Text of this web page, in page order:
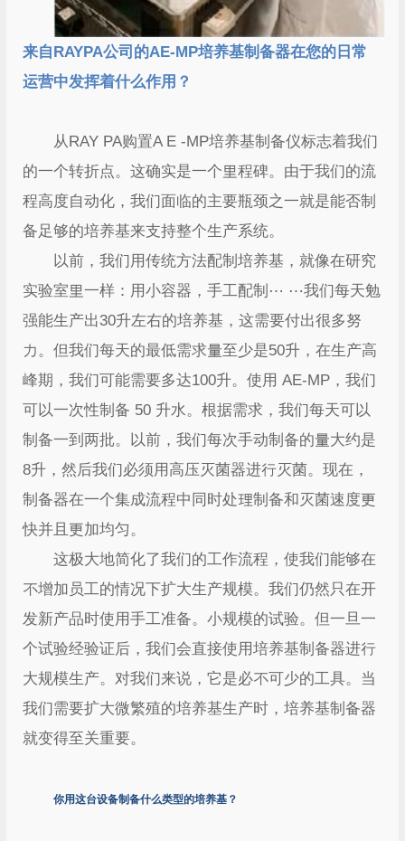
来自RAYPA公司的AE-MP培养基制备器在您的日常
运营中发挥着什么作用？
从RAY PA购置A E -MP培养基制备仪标志着我们
的一个转折点。这确实是一个里程碑。由于我们的流
程高度自动化，我们面临的主要瓶颈之一就是能否制
备足够的培养基来支持整个生产系统。
以前，我们用传统方法配制培养基，就像在研究
实验室里一样：用小容器，手工配制⋯ ⋯我们每天勉
强能生产出30升左右的培养基，这需要付出很多努
力。但我们每天的最低需求量至少是50升，在生产高
峰期，我们可能需要多达100升。使用 AE-MP，我们
可以一次性制备 50 升水。根据需求，我们每天可以
制备一到两批。以前，我们每次手动制备的量大约是
8升，然后我们必须用高压灭菌器进行灭菌。现在，
制备器在一个集成流程中同时处理制备和灭菌速度更
快并且更加均匀。
这极大地简化了我们的工作流程，使我们能够在
不增加员工的情况下扩大生产规模。我们仍然只在开
发新产品时使用手工准备。小规模的试验。但一旦一
个试验经验证后，我们会直接使用培养基制备器进行
大规模生产。对我们来说，它是必不可少的工具。当
我们需要扩大微繁殖的培养基生产时，培养基制备器
就变得至关重要。
你用这台设备制备什么类型的培养基？